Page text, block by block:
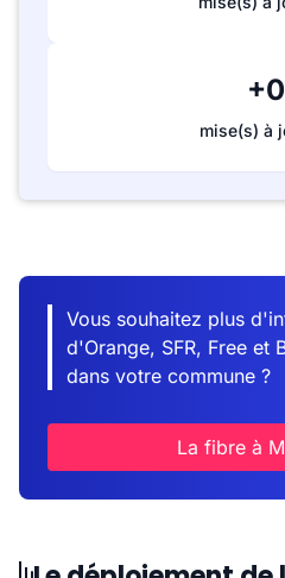
+0
mise(s) à
Vous souhaitez plus
d'Orange, SFR, Free et
dans votre commune ?
La fibre à